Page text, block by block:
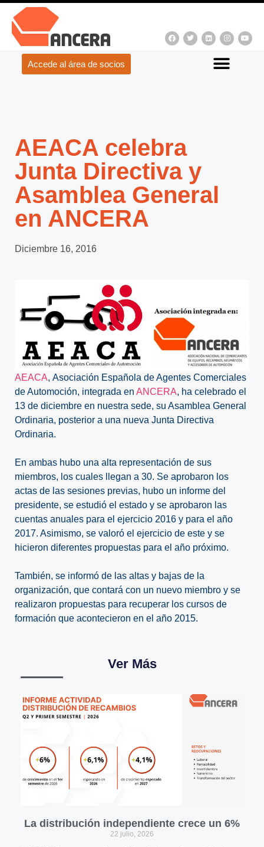
Accede al área de socios
AEACA celebra
Junta Directiva y
Asamblea General
en ANCERA
Diciembre 16, 2016
AEACA, Asociación Española de Agentes Comerciales
de Automoción, integrada en ANCERA, ha celebrado el
13 de diciembre en nuestra sede, su Asamblea General
Ordinaria, posterior a una nueva Junta Directiva
Ordinaria.
En ambas hubo una alta representación de sus
miembros, los cuales llegan a 30. Se aprobaron los
actas de las sesiones previas, hubo un informe del
presidente, se estudió el estado y se aprobaron las
cuentas anuales para el ejercicio 2016 y para el año
2017. Asimismo, se valoró el ejercicio de este y se
hicieron diferentes propuestas para el año próximo.
También, se informó de las altas y bajas de la
organización, que contará con un nuevo miembro y se
realizaron propuestas para recuperar los cursos de
formación que acontecieron en el año 2015.
Ver Más
La distribución independiente crece un 6%
22 julio, 2026